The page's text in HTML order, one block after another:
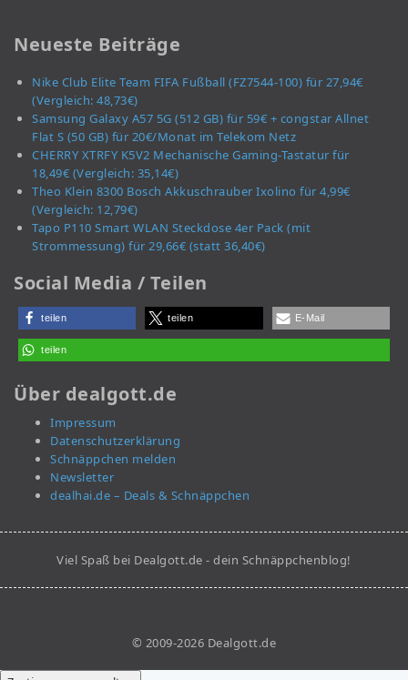
Neueste Beiträge
Nike Club Elite Team FIFA Fußball (FZ7544-100) für 27,94€
(Vergleich: 48,73€)
Samsung Galaxy A57 5G (512 GB) für 59€ + congstar Allnet
Flat S (50 GB) für 20€/Monat im Telekom Netz
CHERRY XTRFY K5V2 Mechanische Gaming-Tastatur für
18,49€ (Vergleich: 35,14€)
Theo Klein 8300 Bosch Akkuschrauber Ixolino für 4,99€
(Vergleich: 12,79€)
Tapo P110 Smart WLAN Steckdose 4er Pack (mit
Strommessung) für 29,66€ (statt 36,40€)
Social Media / Teilen
teilen teilen E-Mail
teilen
Über dealgott.de
Impressum
Datenschutzerklärung
Schnäppchen melden
Newsletter
dealhai.de – Deals & Schnäppchen
Viel Spaß bei Dealgott.de - dein Schnäppchenblog!
© 2009-2026 Dealgott.de